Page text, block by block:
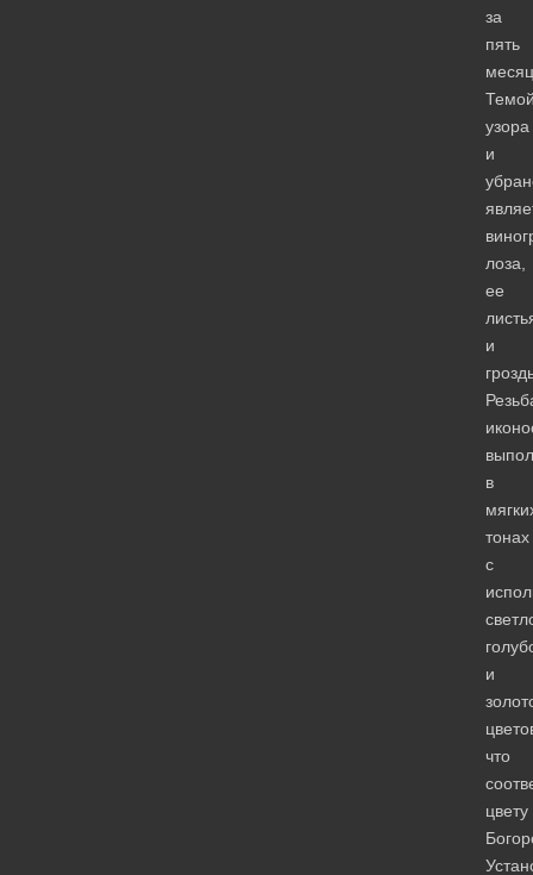
за
пять
узора
и
лоза,
ее
и
в
тонах
с
и
что
цвету